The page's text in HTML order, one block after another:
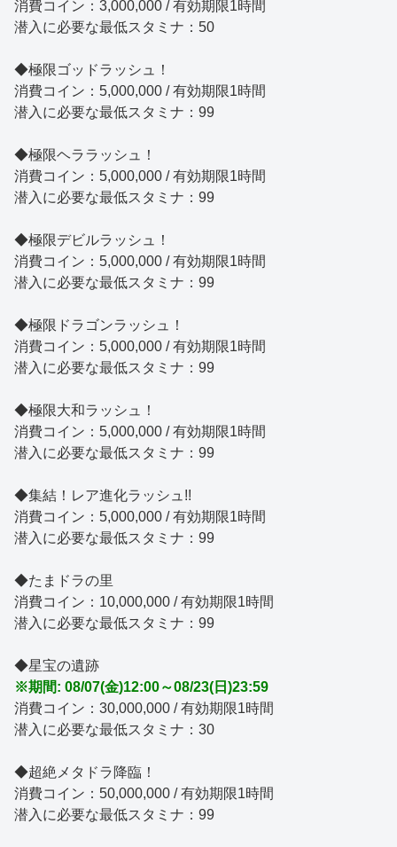
消費コイン：3,000,000 / 有効期限1時間
潜入に必要な最低スタミナ：50
◆極限ゴッドラッシュ！
消費コイン：5,000,000 / 有効期限1時間
潜入に必要な最低スタミナ：99
◆極限ヘララッシュ！
消費コイン：5,000,000 / 有効期限1時間
潜入に必要な最低スタミナ：99
◆極限デビルラッシュ！
消費コイン：5,000,000 / 有効期限1時間
潜入に必要な最低スタミナ：99
◆極限ドラゴンラッシュ！
消費コイン：5,000,000 / 有効期限1時間
潜入に必要な最低スタミナ：99
◆極限大和ラッシュ！
消費コイン：5,000,000 / 有効期限1時間
潜入に必要な最低スタミナ：99
◆集結！レア進化ラッシュ!!
消費コイン：5,000,000 / 有効期限1時間
潜入に必要な最低スタミナ：99
◆たまドラの里
消費コイン：10,000,000 / 有効期限1時間
潜入に必要な最低スタミナ：99
◆星宝の遺跡
※期間: 08/07(金)12:00～08/23(日)23:59
消費コイン：30,000,000 / 有効期限1時間
潜入に必要な最低スタミナ：30
◆超絶メタドラ降臨！
消費コイン：50,000,000 / 有効期限1時間
潜入に必要な最低スタミナ：99